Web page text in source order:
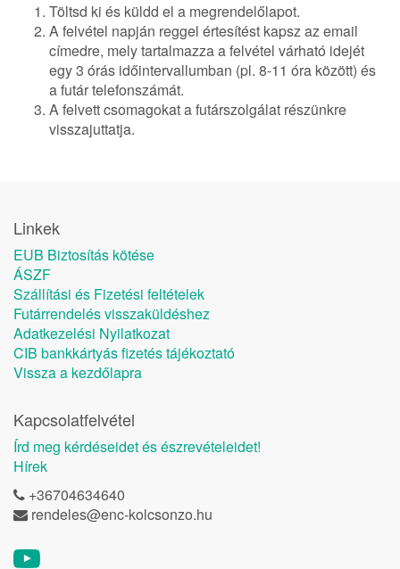
Töltsd ki és küldd el a megrendelőlapot.
A felvétel napján reggel értesítést kapsz az email
címedre, mely tartalmazza a felvétel várható idejét
egy 3 órás időintervallumban (pl. 8-11 óra között) és
a futár telefonszámát.
A felvett csomagokat a futárszolgálat részünkre
visszajuttatja.
Linkek
EUB Biztosítás kötése
ÁSZF
Szállítási és Fizetési feltételek
Futárrendelés visszaküldéshez
Adatkezelési Nyilatkozat
CIB bankkártyás fizetés tájékoztató
Vissza a kezdőlapra
Kapcsolatfelvétel
Írd meg kérdéseidet és észrevételeidet!
Hírek
+36704634640
rendeles@enc-kolcsonzo.hu